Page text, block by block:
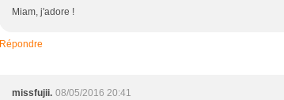
Miam, j'adore !
Répondre
missfujii. 08/05/2016 20:41